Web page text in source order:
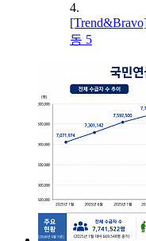
4.
동 5